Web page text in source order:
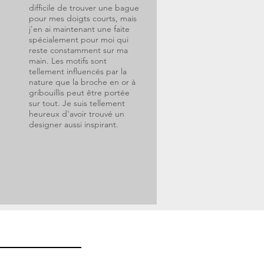
difficile de trouver une bague
pour mes doigts courts, mais
j'en ai maintenant une faite
spécialement pour moi qui
reste constamment sur ma
main. Les motifs sont
tellement influencés par la
nature que la broche en or à
gribouillis peut être portée
sur tout. Je suis tellement
heureux d'avoir trouvé un
designer aussi inspirant.